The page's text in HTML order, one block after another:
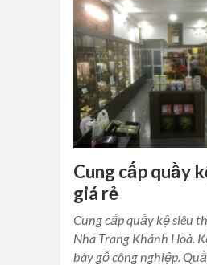
Cung cấp quầy
giá rẻ
Cung cấp quầy kệ siêu
Nha Trang Khánh Hoà.
bày gỗ công nghiệp.